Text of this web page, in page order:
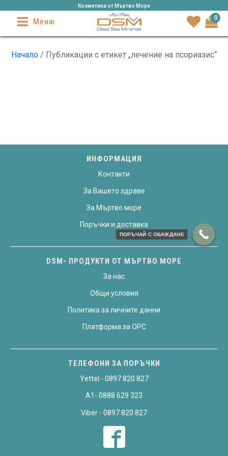
Козметика от Mъртво Море
Меню 0
Начало / Публикации с етикет „лечение на псориазис“
ИНФОРМАЦИЯ
Контакти
За Вашето здраве
За Мъртво море
Поръчки и доставка
DSM- ПРОДУКТИ ОТ МЪРТВО МОРЕ
За нас
Общи условия
Политика за личните данни
Платформа за OPC
ТЕЛЕФОНИ ЗА ПОРЪЧКИ
Yettel - 0897 820 827
A1- 0888 629 323
Viber - 0897 820 827
ПОРЪЧАЙ С ОБАЖДАНЕ